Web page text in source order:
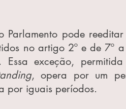
Parlamento pode
no artigo 2º e de 7º
exceção,
, opera por um
por iguais